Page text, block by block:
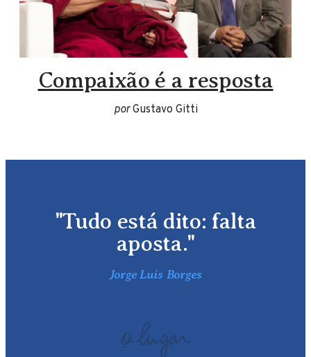
Compaixão é a resposta
porGustavo Gitti
"Tudo está dito: falta
aposta."
Jorge Luis Borges